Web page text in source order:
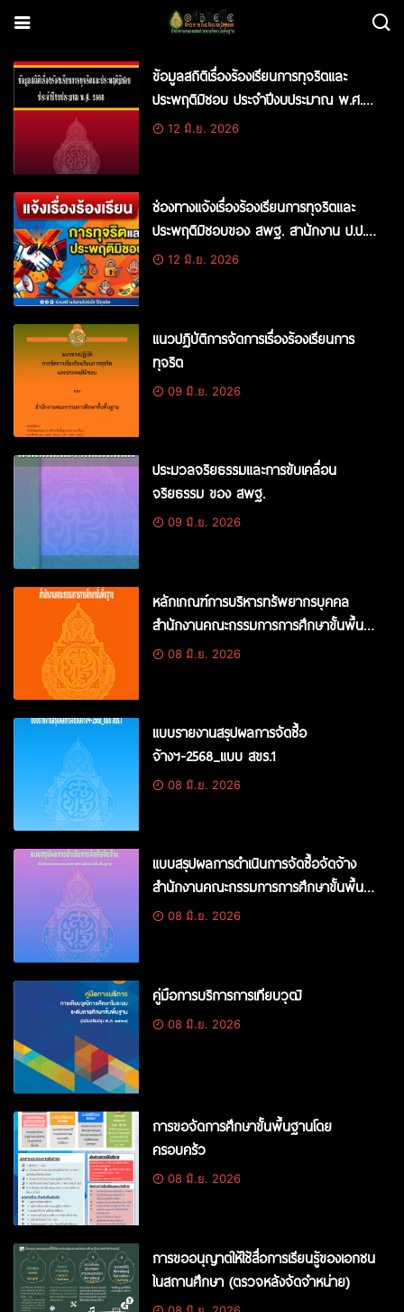
ข้อมูลสถิติเรื่องร้องเรียนการทุจริตและ
ประพฤติมิชอบ ประจำปีงบประมาณ พ.ศ.
256812 มิ.ย. 2026
ช่องทางแจ้งเรื่องร้องเรียนการทุจริตและ
ประพฤติมิชอบของ สพฐ. สานักงาน ป.ป.ช.
และสานักงาน ป.ป.ท.
12 มิ.ย. 2026
แนวปฏิบัติการจัดการเรื่องร้องเรียนการ
ทุจริต
09 มิ.ย. 2026
ประมวลจริยธรรมและการขับเคลื่อน
จริยธรรม ของ สพฐ.
09 มิ.ย. 2026
หลักเกณฑ์การบริหารทรัพยากรบุคคล
สำนักงานคณะกรรมการการศึกษาขั้นพื้น
ฐาน08 มิ.ย. 2026
แบบรายงานสรุปผลการจัดซื้อ
จ้างฯ-2568_แบบ สขร.1
08 มิ.ย. 2026
แบบสรุปผลการดำเนินการจัดซื้อจัดจ้าง
สำนักงานคณะกรรมการการศึกษาขั้นพื้น
ฐาน08 มิ.ย. 2026
คู่มือการบริการการเทียบวุฒิ
08 มิ.ย. 2026
การขอจัดการศึกษาขั้นพื้นฐานโดย
ครอบครัว
08 มิ.ย. 2026
การขออนุญาตให้ใช้สื่อการเรียนรู้ของเอกชน
ในสถานศึกษา (ตรวจหลังจัดจำหน่าย)